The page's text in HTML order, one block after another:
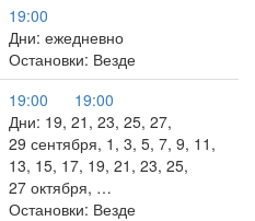
19:00
Дни: ежедневно
Остановки: Везде
19:00
19:00
Дни: 19, 21, 23, 25, 27,
29 сентября, 1, 3, 5, 7, 9, 11,
13, 15, 17, 19, 21, 23, 25,
27 октября, …
Остановки: Везде